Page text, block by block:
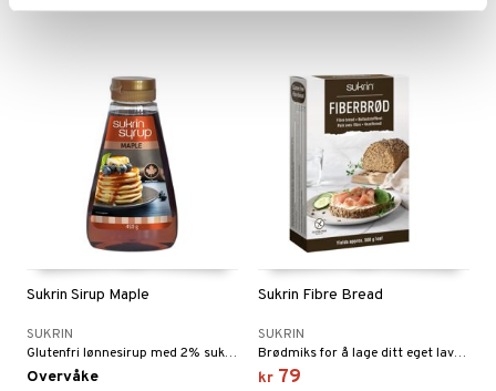
Sukrin Sirup Maple
SUKRIN
Glutenfri lønnesirup med 2% sukkerarter, tilgjengelig i smakene Gold, Maple og Caramel.
Overvåke
Sukrin Fibre Bread
SUKRIN
Brødmiks for å lage ditt eget lavkarbobrød uten gluten, melk eller gjær.
kr 79